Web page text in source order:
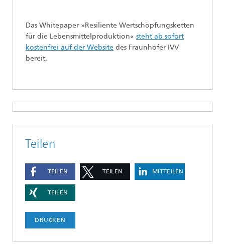
Das Whitepaper »Resiliente Wertschöpfungsketten
für die Lebensmittelproduktion« steht ab sofort
kostenfrei auf der Website des Fraunhofer IVV
bereit.
Teilen
TEILEN TEILEN MITTEILEN
TEILEN
DRUCKEN